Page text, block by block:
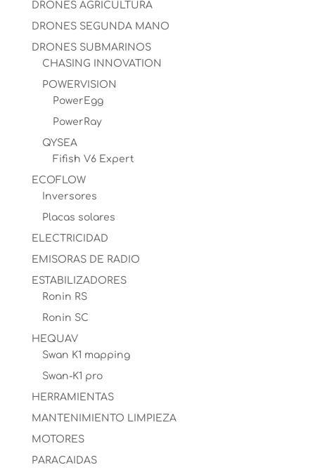
DRONES AGRICULTURA
DRONES SEGUNDA MANO
DRONES SUBMARINOS
CHASING INNOVATION
POWERVISION
PowerEgg
PowerRay
QYSEA
Fifish V6 Expert
ECOFLOW
Inversores
Placas solares
ELECTRICIDAD
EMISORAS DE RADIO
ESTABILIZADORES
Ronin RS
Ronin SC
HEQUAV
Swan K1 mapping
Swan-K1 pro
HERRAMIENTAS
MANTENIMIENTO LIMPIEZA
MOTORES
PARACAIDAS